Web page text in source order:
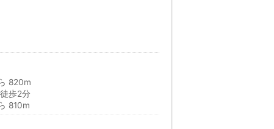
820m
歩2分
810m